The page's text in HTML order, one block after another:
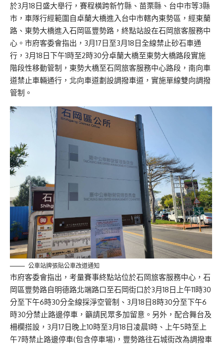
於3月18日盛大舉行，賽程橫跨新竹縣、苗栗縣、台中市等3縣
市，車隊行經範圍自卓蘭大橋進入台中市轄內東勢區，經東蘭
路、東勢大橋進入石岡區豐勢路，終點站設在石岡旅客服務中
心。市府客委會指出，3月17日至3月18日全線禁止砂石車通
行，3月18日下午1時至2時30分卓蘭大橋至東勢大橋路段實施
階段性移動管制，東勢大橋至石岡旅客服務中心路段，南向車
道禁止車輛通行，北向車道劃設調撥車道，實施單線雙向調撥
管制。
公車站牌張貼公車改道通知
市府客委會指出，考量賽事終點站位於石岡旅客服務中心，石
岡區豐勢路自明德路北端路口至石岡街口於3月18日上午11時30
分至下午6時30分全線採淨空管制、3月18日8時30分至下午6
時30分禁止路邊停車，籲請民眾多加留意。另外，配合舞台及
柵欄搭設，3月17日晚上10時至3月18日凌晨1時、上午5時至上
午7時禁止路邊停車(包含停車場)，豐勢路往石城街改為調撥車